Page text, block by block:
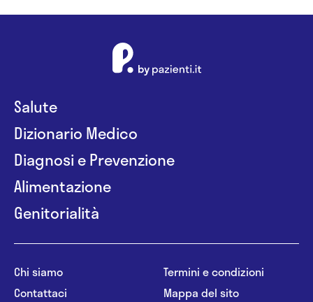
Salute
Dizionario Medico
Diagnosi e Prevenzione
Alimentazione
Genitorialità
Chi siamo
Contattaci
Termini e condizioni
Mappa del sito